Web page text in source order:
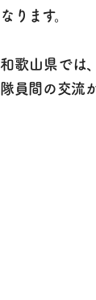
なります。
和歌山県では
隊員間の交流